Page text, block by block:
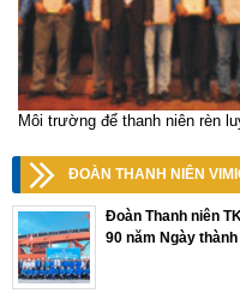
Môi trường để thanh niên rèn
ĐOÀN THANH NIÊN
Đoàn Thanh niên
90 năm Ngày